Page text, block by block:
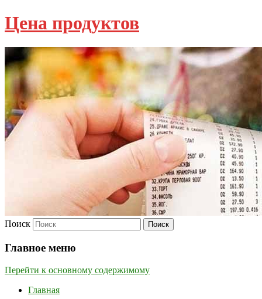
Цена продуктов
Поиск
Главное меню
Перейти к основному содержимому
Главная